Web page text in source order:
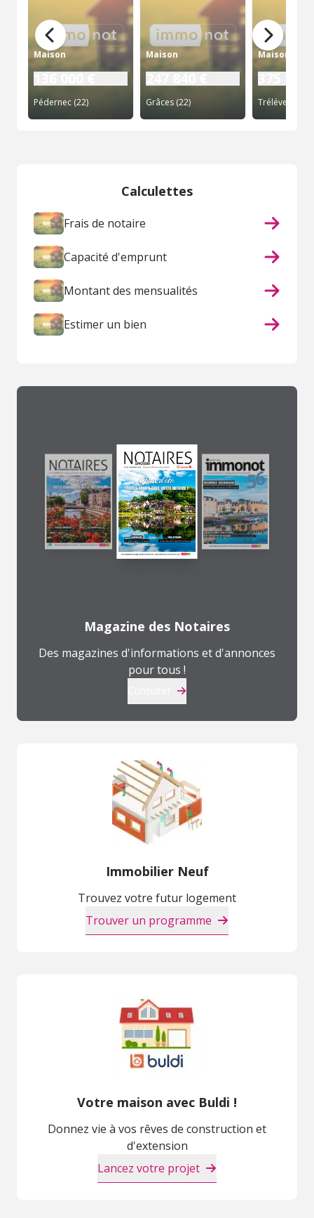
Maison
Pédernec (22)
Maison
Grâces (22)
Maison
Trélévern (22)
Calculettes
Frais de notaire
Capacité d'emprunt
Montant des mensualités
Estimer un bien
Magazine des Notaires
Des magazines d'informations et d'annonces
pour tous !
Immobilier Neuf
Trouvez votre futur logement
Trouver un programme
Votre maison avec Buldi !
Donnez vie à vos rêves de construction et
d'extension
Lancez votre projet